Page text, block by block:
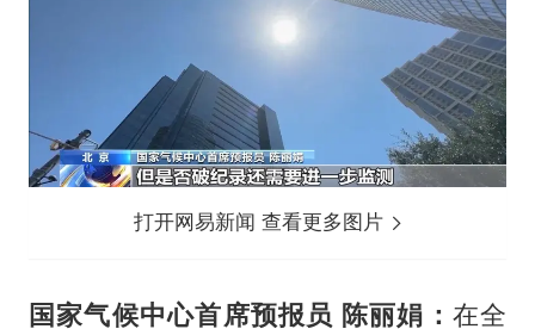
打开网易新闻 查看更多图片
国家气候中心首席预报员 陈丽娟： 在全